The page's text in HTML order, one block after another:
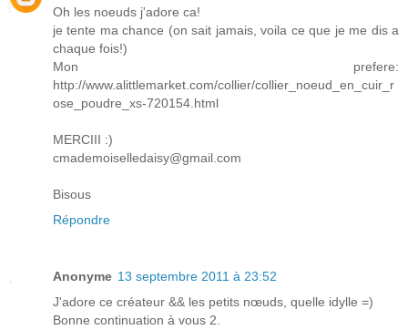
Oh les noeuds j'adore ca!
je tente ma chance (on sait jamais, voila ce que je me dis a
chaque fois!)
Mon prefere:
http://www.alittlemarket.com/collier/collier_noeud_en_cuir_r
ose_poudre_xs-720154.html
MERCIII :)
cmademoiselledaisy@gmail.com
Bisous
Répondre
Anonyme 13 septembre 2011 à 23:52
J'adore ce créateur && les petits nœuds, quelle idylle =)
Bonne continuation à vous 2.